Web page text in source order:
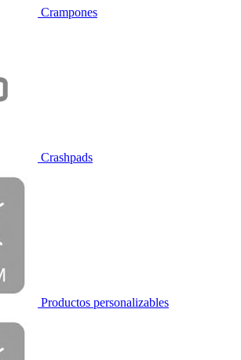
Crampones
Crashpads
Productos personalizables